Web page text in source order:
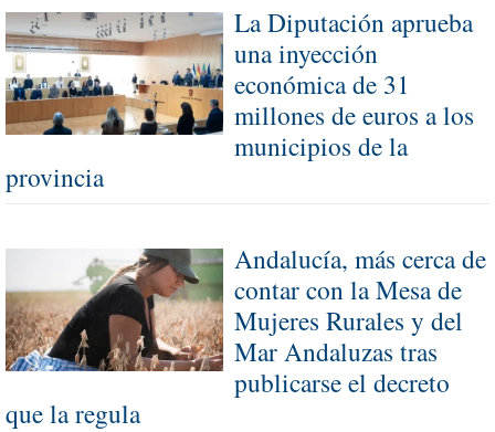
La Diputación aprueba
una inyección
económica de 31
millones de euros a los
municipios de la
provincia
Andalucía, más cerca de
contar con la Mesa de
Mujeres Rurales y del
Mar Andaluzas tras
publicarse el decreto
que la regula